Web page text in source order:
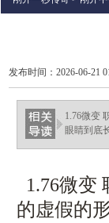
发布时间：2026-06-21
1.76微变
眼睛到底
1.76微变
的虚假的